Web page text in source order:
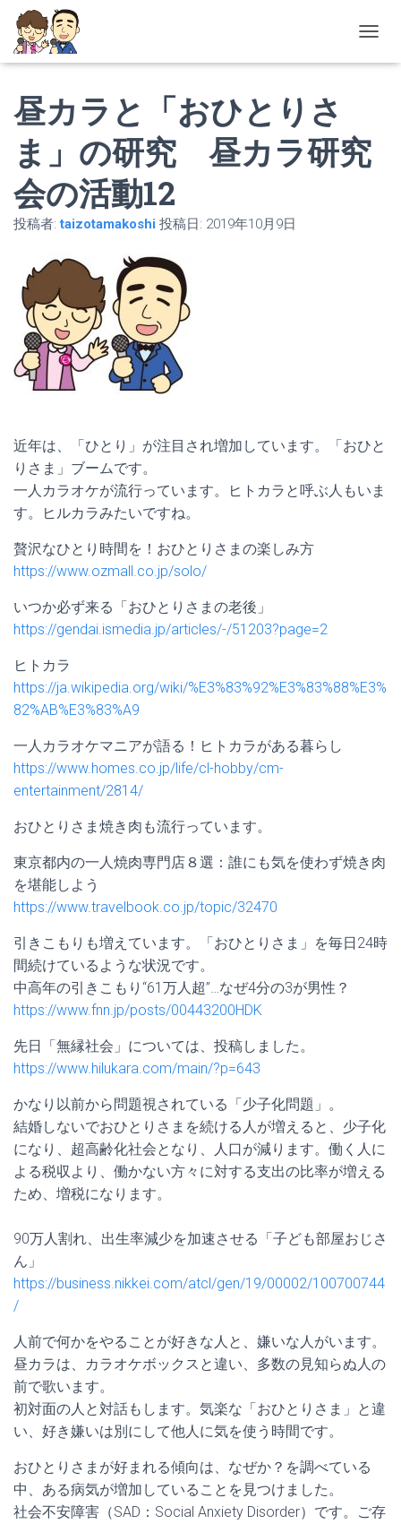
ビ
ン
を
昼カラと「おひとりさ
ま」の研究 昼カラ研究
会の活動12
投稿者:taizotamakoshi 投稿日: 2019年10月9日
近年は、「ひとり」が注目され増加しています。「おひと
りさま」ブームです。
一人カラオケが流行っています。ヒトカラと呼ぶ人もいま
す。ヒルカラみたいですね。
贅沢なひとり時間を！おひとりさまの楽しみ方
https://www.ozmall.co.jp/solo/
いつか必ず来る「おひとりさまの老後」
https://gendai.ismedia.jp/articles/-/51203?page=2
ヒトカラ
https://ja.wikipedia.org/wiki/%E3%83%92%E3%83%88%E3%
82%AB%E3%83%A9
一人カラオケマニアが語る！ヒトカラがある暮らし
https://www.homes.co.jp/life/cl-hobby/cm-
entertainment/2814/
おひとりさま焼き肉も流行っています。
東京都内の一人焼肉専門店８選：誰にも気を使わず焼き肉
を堪能しよう
https://www.travelbook.co.jp/topic/32470
引きこもりも増えています。「おひとりさま」を毎日24時
間続けているような状況です。
中高年の引きこもり“61万人超”…なぜ4分の3が男性？
https://www.fnn.jp/posts/00443200HDK
先日「無縁社会」については、投稿しました。
https://www.hilukara.com/main/?p=643
かなり以前から問題視されている「少子化問題」。
結婚しないでおひとりさまを続ける人が増えると、少子化
になり、超高齢化社会となり、人口が減ります。働く人に
よる税収より、働かない方々に対する支出の比率が増える
ため、増税になります。
90万人割れ、出生率減少を加速させる「子ども部屋おじさ
ん」
https://business.nikkei.com/atcl/gen/19/00002/100700744
/
人前で何かをやることが好きな人と、嫌いな人がいます。
昼カラは、カラオケボックスと違い、多数の見知らぬ人の
前で歌います。
初対面の人と対話もします。気楽な「おひとりさま」と違
い、好き嫌いは別にして他人に気を使う時間です。
おひとりさまが好まれる傾向は、なぜか？を調べている
中、ある病気が増加していることを見つけました。
社会不安障害（SAD：Social Anxiety Disorder）です。ご存